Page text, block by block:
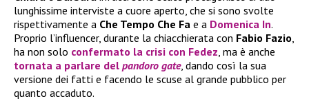
lunghissime interviste a cuore aperto, che si sono svolte
rispettivamente a Che Tempo Che Fa e a Domenica In.
Proprio l’influencer, durante la chiacchierata con Fabio Fazio,
ha non solo confermato la crisi con Fedez, ma è anche
tornata a parlare del pandoro gate, dando così la sua
versione dei fatti e facendo le scuse al grande pubblico per
quanto accaduto.